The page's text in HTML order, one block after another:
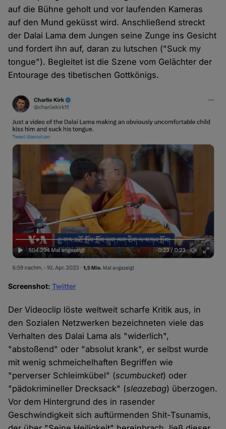
auf die Bühne geholt und vor laufenden Kameras
auf den Mund geküsst wird. Anschließend streckt
der Dalai Lama dem Jungen seine Zunge ins Gesicht
und fordert ihn auf, daran zu lutschen ("Suck my
tongue"). Begleitet ist die Szene vom Gelächter der
Entourage des tibetischen Gottkönigs.
Screenshot:Twitter
Der Videoclip löste weltweit scharfe Kritik aus, in
den Sozialen Netzwerken bezeichneten viele das
Verhalten des Dalai Lama als "widerlich",
"abstoßend" oder "absolut krank", er selbst wurde
mit wenig schmeichelhaften Begriffen wie
"perverser Schleimkübel" (scumbucket) oder
"pädokrimineller Drecksack" (sleazebag) überzogen.
Vor dem Hintergrund des in rasender
Geschwindigkeit sich auftürmenden Shit-Tsunamis,